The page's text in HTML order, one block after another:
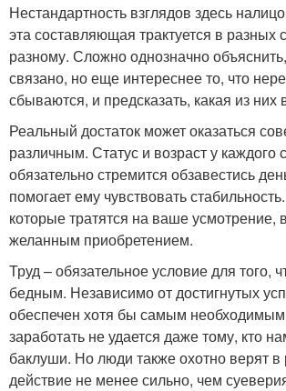
Нестандартность взглядов здесь
эта составляющая трактуется в разных
разному. Сложно однозначно
связано, но еще интереснее то, что
сбываются, и предсказать, какая из них
Реальный достаток может оказаться
различным. Статус и возраст у каждого
обязательно стремится обзавестись
помогает ему чувствовать
которые тратятся на ваше усмотрение,
желанным приобретением.
Труд – обязательное условие для того,
бедным. Независимо от достигнутых
обеспечен хотя бы самым
заработать не удается даже тому, кто
баклуши. Но люди также охотно верят в
действие не менее сильно, чем